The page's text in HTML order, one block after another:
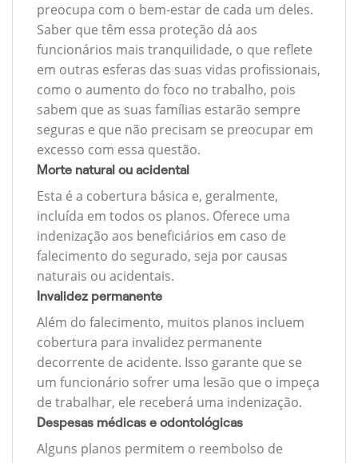
preocupa com o bem-estar de cada um deles.
Saber que têm essa proteção dá aos
funcionários mais tranquilidade, o que reflete
em outras esferas das suas vidas profissionais,
como o aumento do foco no trabalho, pois
sabem que as suas famílias estarão sempre
seguras e que não precisam se preocupar em
excesso com essa questão.
Morte natural ou acidental
Esta é a cobertura básica e, geralmente,
incluída em todos os planos. Oferece uma
indenização aos beneficiários em caso de
falecimento do segurado, seja por causas
naturais ou acidentais.
Invalidez permanente
Além do falecimento, muitos planos incluem
cobertura para invalidez permanente
decorrente de acidente. Isso garante que se
um funcionário sofrer uma lesão que o impeça
de trabalhar, ele receberá uma indenização.
Despesas médicas e odontológicas
Alguns planos permitem o reembolso de